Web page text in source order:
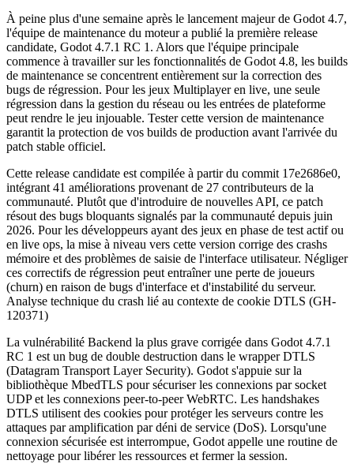
À peine plus d'une semaine après le lancement majeur de Godot 4.7,
l'équipe de maintenance du moteur a publié la première release
candidate, Godot 4.7.1 RC 1. Alors que l'équipe principale
commence à travailler sur les fonctionnalités de Godot 4.8, les builds
de maintenance se concentrent entièrement sur la correction des
bugs de régression. Pour les jeux Multiplayer en live, une seule
régression dans la gestion du réseau ou les entrées de plateforme
peut rendre le jeu injouable. Tester cette version de maintenance
garantit la protection de vos builds de production avant l'arrivée du
patch stable officiel.
Cette release candidate est compilée à partir du commit 17e2686e0,
intégrant 41 améliorations provenant de 27 contributeurs de la
communauté. Plutôt que d'introduire de nouvelles API, ce patch
résout des bugs bloquants signalés par la communauté depuis juin
2026. Pour les développeurs ayant des jeux en phase de test actif ou
en live ops, la mise à niveau vers cette version corrige des crashs
mémoire et des problèmes de saisie de l'interface utilisateur. Négliger
ces correctifs de régression peut entraîner une perte de joueurs
(churn) en raison de bugs d'interface et d'instabilité du serveur.
Analyse technique du crash lié au contexte de cookie DTLS (GH-
120371)
La vulnérabilité Backend la plus grave corrigée dans Godot 4.7.1
RC 1 est un bug de double destruction dans le wrapper DTLS
(Datagram Transport Layer Security). Godot s'appuie sur la
bibliothèque MbedTLS pour sécuriser les connexions par socket
UDP et les connexions peer-to-peer WebRTC. Les handshakes
DTLS utilisent des cookies pour protéger les serveurs contre les
attaques par amplification par déni de service (DoS). Lorsqu'une
connexion sécurisée est interrompue, Godot appelle une routine de
nettoyage pour libérer les ressources et fermer la session.